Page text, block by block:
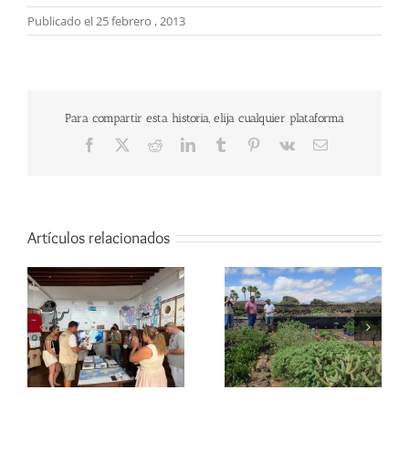
Publicado el 25 febrero , 2013
Para compartir esta historia, elija cualquier plataforma
Facebook RedditLinkedInTumblr Pinterest
Vk
Correo
Artículos relacionados